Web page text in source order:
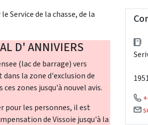
Service de la chasse, de la
D' ANNIVIERS
(lac de barrage) vers
la zone d'exclusion de
zones jusqu'à nouvel avis.
pour les personnes, il est
de Vissoie jusqu'à la